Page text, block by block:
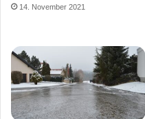
14. November 2021